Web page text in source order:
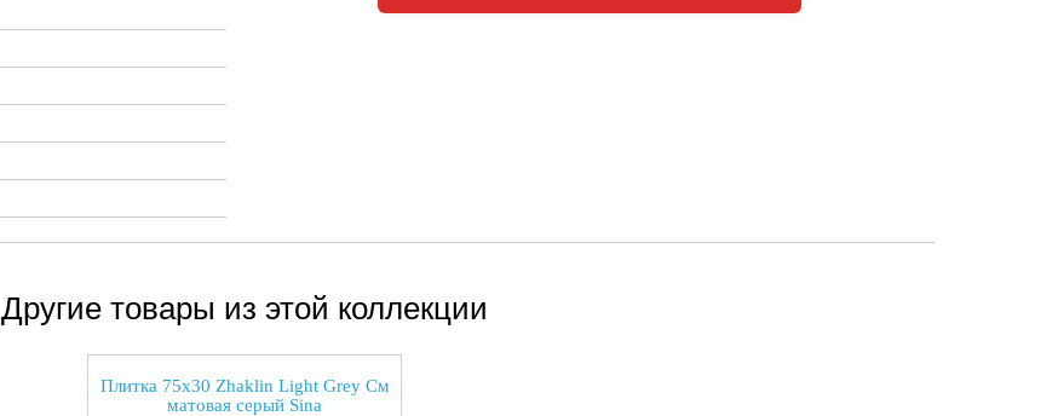
Другие товары из этой коллекции
Плитка 75x30 Zhaklin Light Grey См
матовая серый Sina